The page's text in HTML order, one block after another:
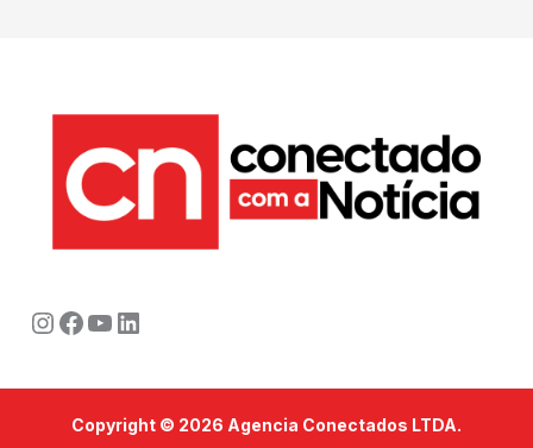
Instagram
Facebook
Youtube
LinkedIn
Copyright © 2026 Agencia Conectados LTDA.